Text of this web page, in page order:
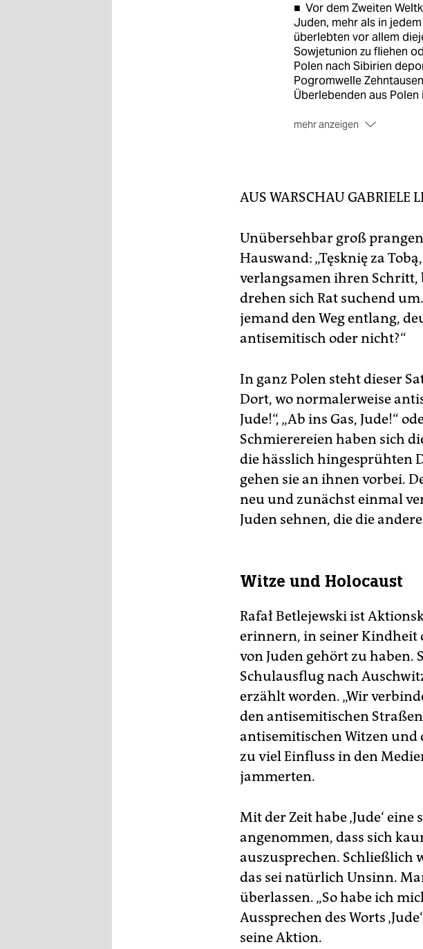
■ Vor dem Zweiten
Juden, mehr als in
überlebten vor allem
Sowjetunion zu fliehen
Polen nach Sibirien
Pogromwelle
Überlebenden aus Polen
mehr anzeigen
rund 10.000 Juden.
AUS WARSCHAU GABRIELE
Unübersehbar groß
Hauswand: „Tęsknię za
verlangsamen ihren
drehen sich Rat suchend
jemand den Weg entlang,
antisemitisch oder nicht?“
In ganz Polen steht dieser
Dort, wo normalerweise
Jude!“, „Ab ins Gas, Jude!“
Schmierereien haben sich
die hässlich hingesprühten
gehen sie an ihnen vorbei.
neu und zunächst einmal
Juden sehnen, die die
Witze und Holocaust
Rafał Betlejewski ist
erinnern, in seiner Kindheit
von Juden gehört zu haben.
Schulausflug nach
erzählt worden. „Wir
den antisemitischen
antisemitischen Witzen und
zu viel Einfluss in den
jammerten.
Mit der Zeit habe ‚Jude‘
angenommen, dass sich
auszusprechen. Schließlich
das sei natürlich Unsinn.
überlassen. „So habe ich
Aussprechen des Worts
seine Aktion.